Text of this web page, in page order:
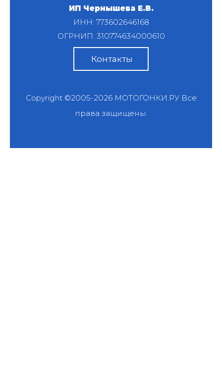
ИП Чернышева Е.В.
ИНН: 773602646168
ОГРНИП: 310774634000610
Контакты
Copyright ©2005-2026 МОТОГОНКИ.РУВсе
права защищены.